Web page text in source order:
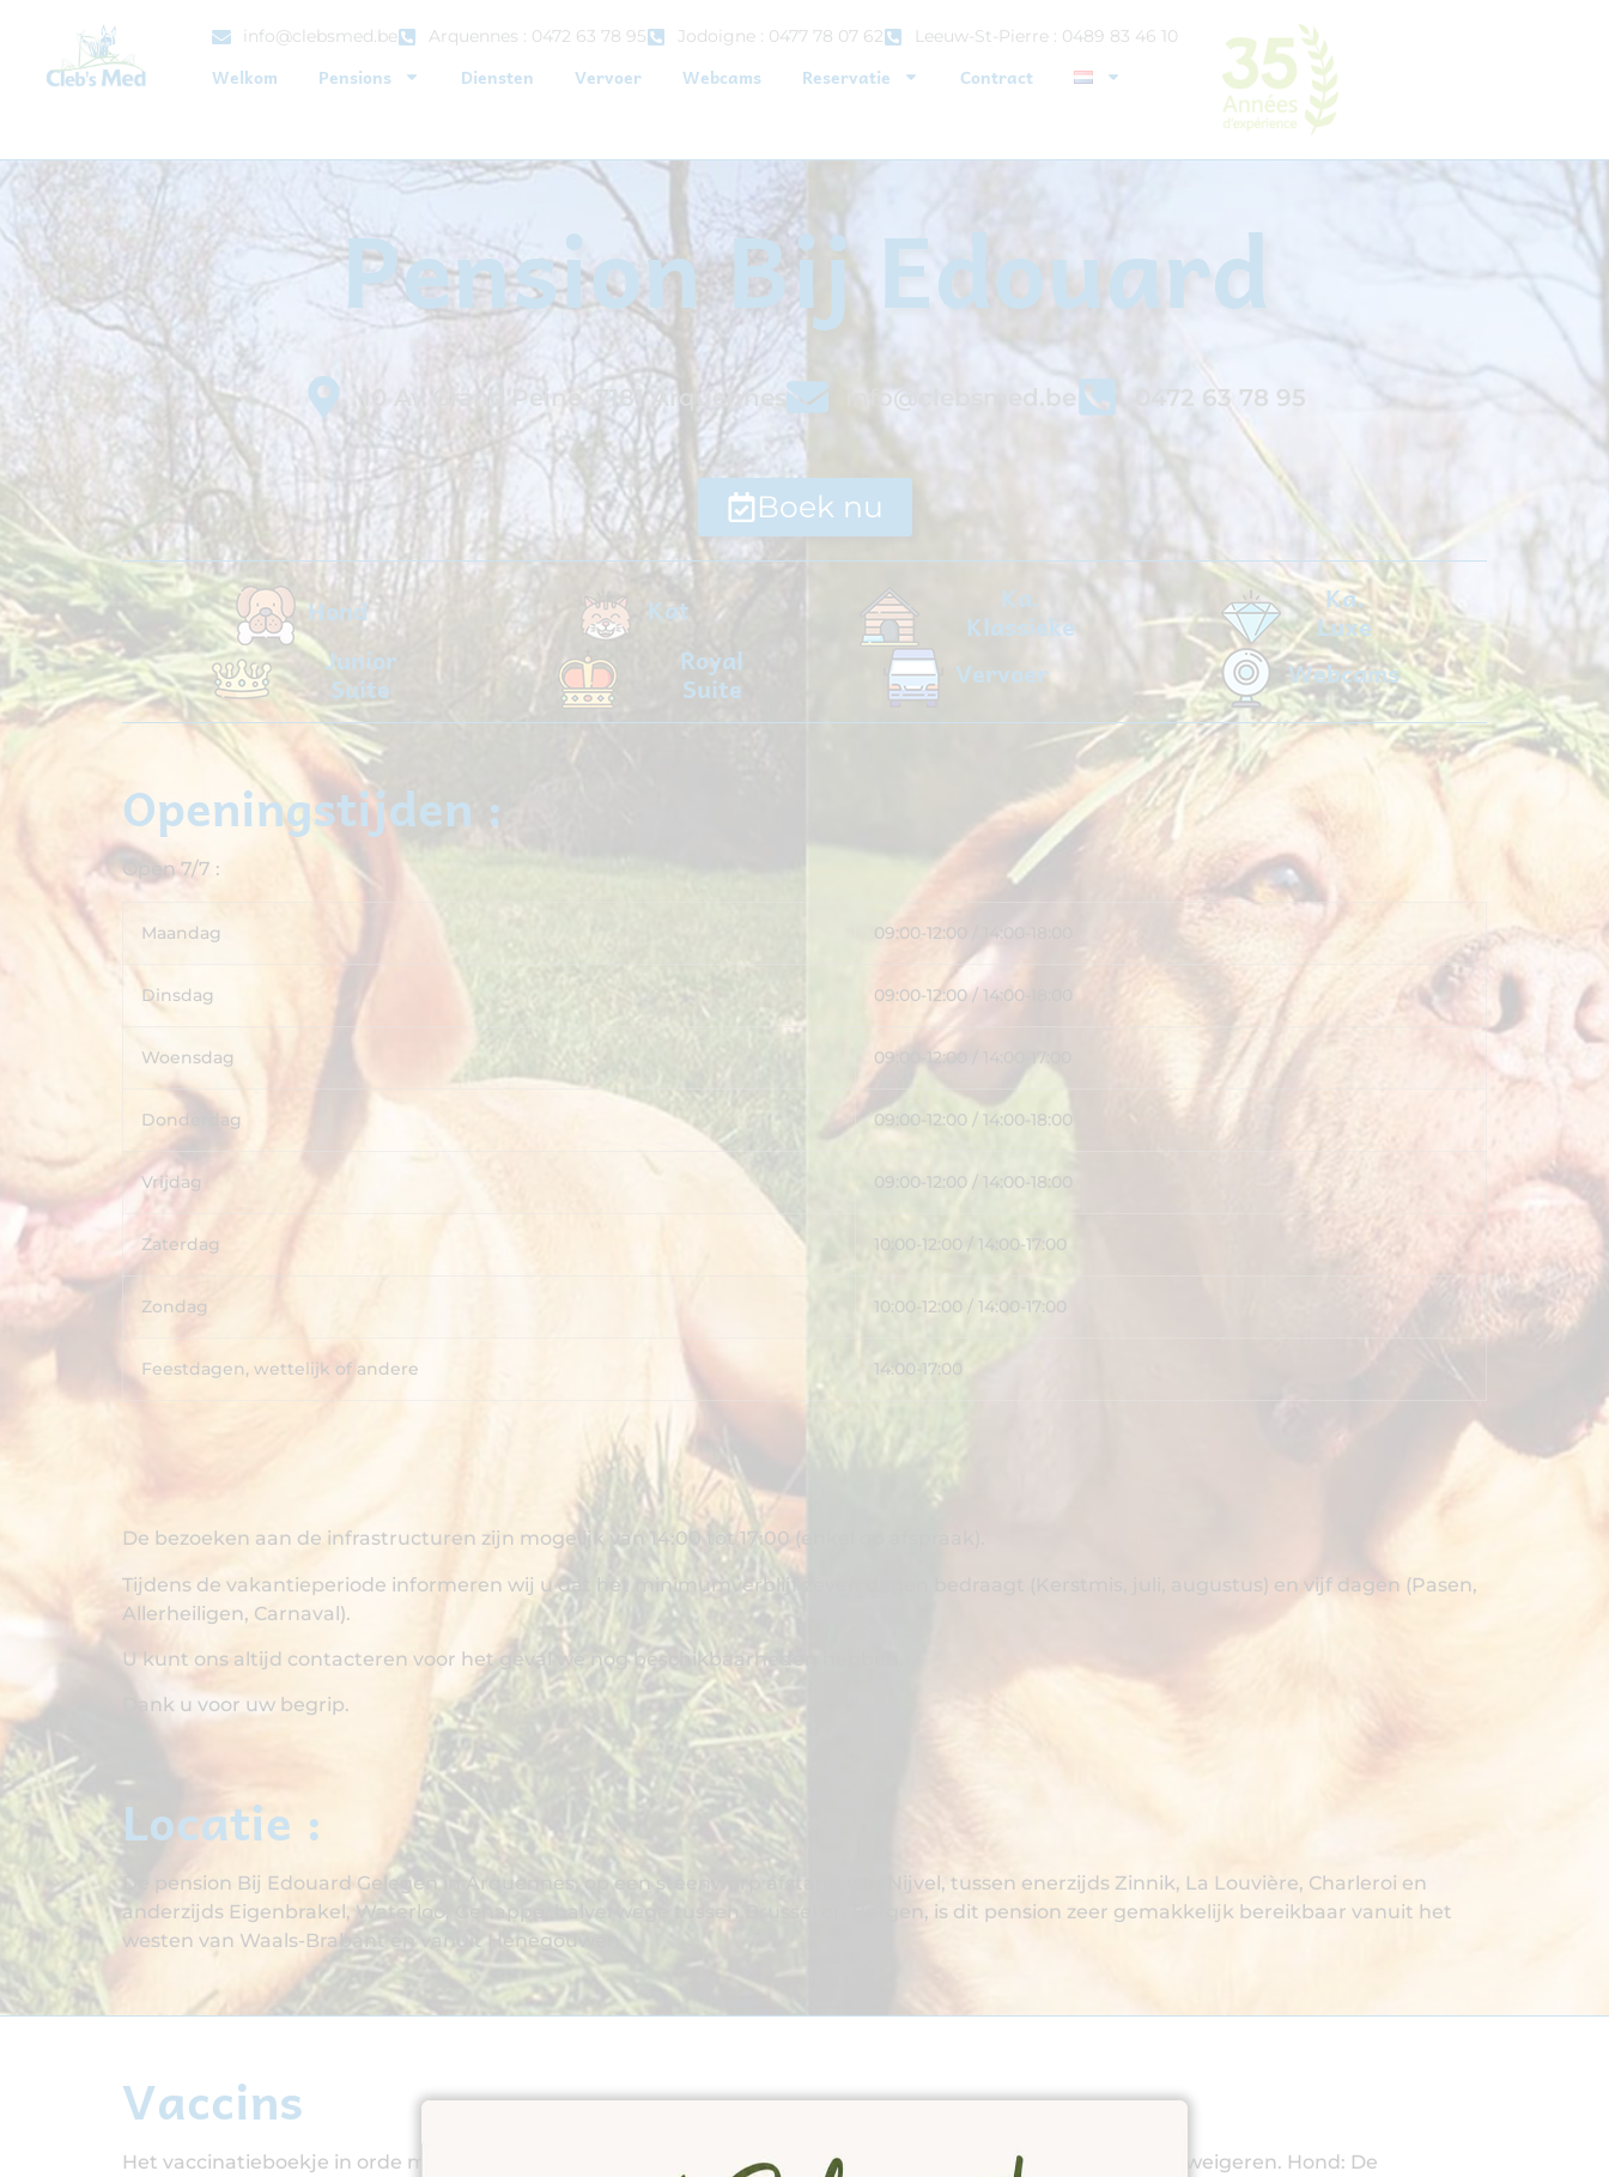
info@clebsmed.be Arquennes : 0472 63 78 95 Jodoigne : 0477 78 07 62 Leeuw-St-Pierre : 0489 83 46 10
Welkom Pensions Diensten Vervoer Webcams Reservatie Contract
Pension Bij Edouard
10 Av Grand'Peine, 7181 Arquennes info@clebsmed.be 0472 63 78 95
Boek nu
Hond Kat Ka.
Klassieke
Ka.
Luxe
Junior
Suite
Royal
Suite Vervoer Webcams
Openingstijden :
Open 7/7 :
Maandag 09:00-12:00 / 14:00-18:00
Dinsdag 09:00-12:00 / 14:00-18:00
Woensdag 09:00-12:00 / 14:00-17:00
Donderdag 09:00-12:00 / 14:00-18:00
Vrijdag 09:00-12:00 / 14:00-18:00
Zaterdag 10:00-12:00 / 14:00-17:00
Zondag 10:00-12:00 / 14:00-17:00
Feestdagen, wettelijk of andere 14:00-17:00
De bezoeken aan de infrastructuren zijn mogelijk van 14:00 tot 17:00 (enkel op afspraak).
Tijdens de vakantieperiode informeren wij u dat het minimumverblijf zeven dagen bedraagt (Kerstmis, juli, augustus) en vijf dagen (Pasen,
Allerheiligen, Carnaval).
U kunt ons altijd contacteren voor het geval we nog beschikbaarheden hebben.
Dank u voor uw begrip.
Locatie :
De pension Bij Edouard Gelegen in Arquennes, op een steenworp afstand van Nijvel, tussen enerzijds Zinnik, La Louvière, Charleroi en
anderzijds Eigenbrakel, Waterloo, Genappe, halverwege tussen Brussel en Bergen, is dit pension zeer gemakkelijk bereikbaar vanuit het
westen van Waals-Brabant en vanuit Henegouwen.
Vaccins
Het vaccinatieboekje in orde moet worden meegebracht met uw hond of kat. Zonder dit kunnen wij uw dier weigeren. Hond: De